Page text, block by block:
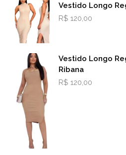
Vestido Longo
R$ 120,00
Vestido Longo
Ribana
R$ 120,00